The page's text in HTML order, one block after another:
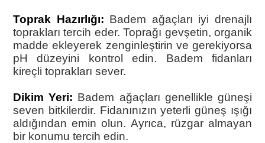
Toprak Hazırlığı: Badem ağaçları iyi drenajlı
toprakları tercih eder. Toprağı gevşetin, organik
madde ekleyerek zenginleştirin ve gerekiyorsa
pH düzeyini kontrol edin. Badem fidanları
kireçli toprakları sever.
Dikim Yeri: Badem ağaçları genellikle güneşi
seven bitkilerdir. Fidanınızın yeterli güneş ışığı
aldığından emin olun. Ayrıca, rüzgar almayan
bir konumu tercih edin.